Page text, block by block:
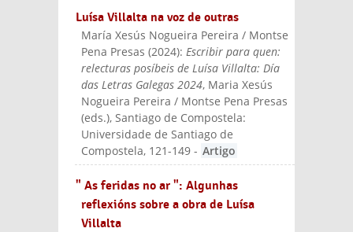
Luísa Villalta na voz de outras
María Xesús Nogueira Pereira / Montse
Pena Presas (2024):Escribir para quen:
relecturas posíbeis de Luísa Villalta: Día
das Letras Galegas 2024, Maria Xesús
Nogueira Pereira / Montse Pena Presas
(eds.), Santiago de Compostela:
Universidade de Santiago de
Compostela, 121-149 - Artigo
" As feridas no ar ": Algunhas
reflexións sobre a obra de Luísa
Villalta